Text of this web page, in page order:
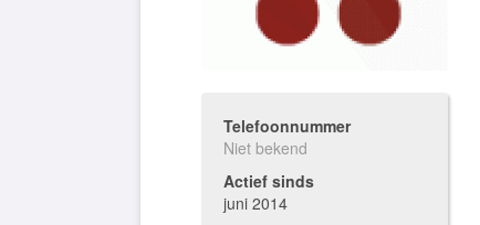
Telefoonnummer
Niet bekend
Actief sinds
juni 2014